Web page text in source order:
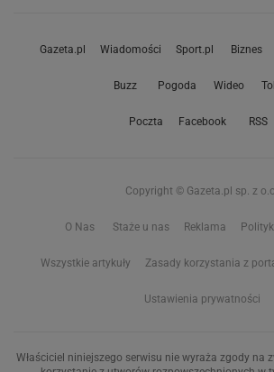
Gazeta.pl Wiadomości Sport.pl Biznes
Buzz Pogoda Wideo
Poczta Facebook RSS
Copyright © Gazeta.pl sp. z
O Nas Staże u nas Reklama
Wszystkie artykuły Zasady korzystania z
Ustawienia prywatności
Właściciel niniejszego serwisu nie wyraża zgody na